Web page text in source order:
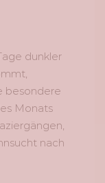
dunkler
besondere
Monats
nach